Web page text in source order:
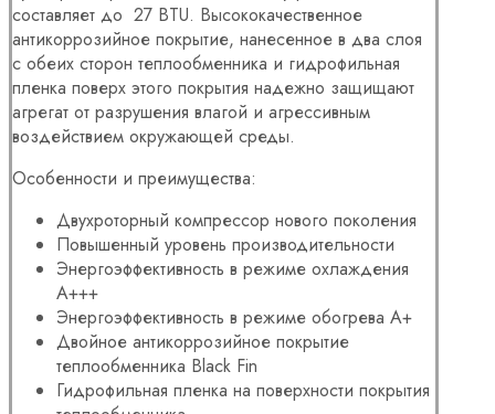
составляет до 27 BTU. Высококачественное
антикоррозийное покрытие, нанесенное в два слоя
с обеих сторон теплообменника и гидрофильная
пленка поверх этого покрытия надежно защищают
агрегат от разрушения влагой и агрессивным
воздействием окружающей среды.
Особенности и преимущества:
Двухроторный компрессор нового поколения
Повышенный уровень производительности
Энергоэффективность в режиме охлаждения
А+++
Энергоэффективность в режиме обогрева А+
Двойное антикоррозийное покрытие
теплообменника Black Fin
Гидрофильная пленка на поверхности покрытия